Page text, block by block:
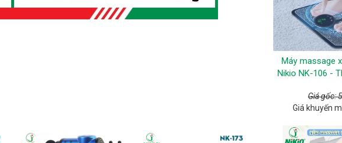
Máy massage
Nikio NK-106 -
Giá gốc:
Giá khuyến